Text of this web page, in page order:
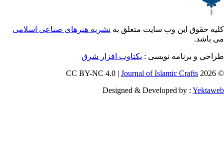
این وب سایت متعلق بهنشریه هنرهای صناعی اسلامی
نویسی : یکتاوب افزار شرق
Journal of Islamic
Designed & Developed by :